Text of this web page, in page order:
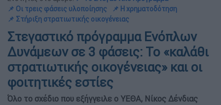
📌 Οι τρεις φάσεις υλοποίησης
📌 Η χρηματοδότηση
📌 Στήριξη στρατιωτικής οικογένειας
Στεγαστικό πρόγραμμα Ενόπλων
Δυνάμεων σε 3 φάσεις: Το «καλάθι
στρατιωτικής οικογένειας» και οι
φοιτητικές εστίες
Όλο το σχέδιο που εξήγγειλε ο ΥΕΘΑ, Νίκος Δένδιας